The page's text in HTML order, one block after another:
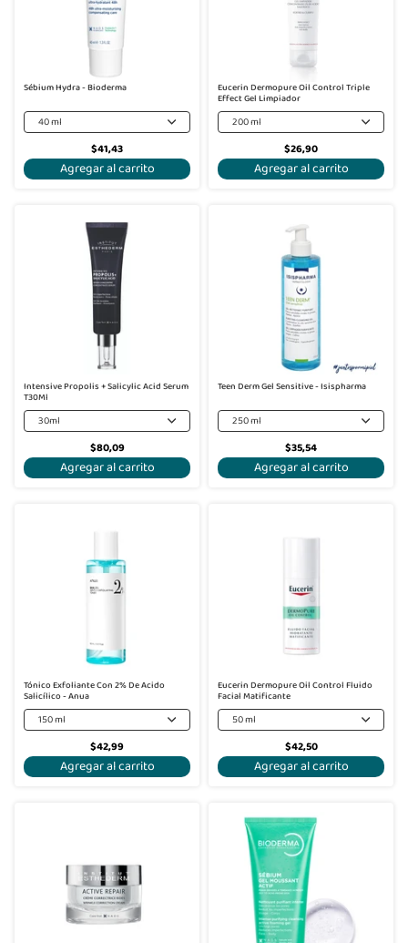
Sébium Hydra - Bioderma
40 ml
$41,43
Agregar al carrito
Eucerin Dermopure Oil Control Triple
Effect Gel Limpiador
200 ml
$26,90
Agregar al carrito
Intensive Propolis + Salicylic Acid Serum
T30Ml
30ml
$80,09
Agregar al carrito
Teen Derm Gel Sensitive - Isispharma
250 ml
$35,54
Agregar al carrito
Tónico Exfoliante Con 2% De Acido
Salicílico - Anua
150 ml
$42,99
Agregar al carrito
Eucerin Dermopure Oil Control Fluido
Facial Matificante
50 ml
$42,50
Agregar al carrito